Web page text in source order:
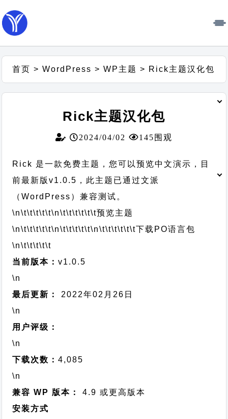
首页 >WordPress >WP主题 > Rick主题汉化包
Rick主题汉化包
2024/04/02 145围观
Rick 是一款免费主题，您可以预览中文演示，目
前最新版v1.0.5，此主题已通过文派
（WordPress）兼容测试。
\n\t\t\t\t\t\n\t\t\t\t\t\t预览主题
\n\t\t\t\t\t\n\t\t\t\t\t\n\t\t\t\t\t\t下载PO语言包
\n\t\t\t\t\t
当前版本：v1.0.5
\n
最后更新：
2022年02月26日
\n
用户评级：
\n
下载次数：4,085
\n
兼容 WP 版本：
4.9 或更高版本
安装方式